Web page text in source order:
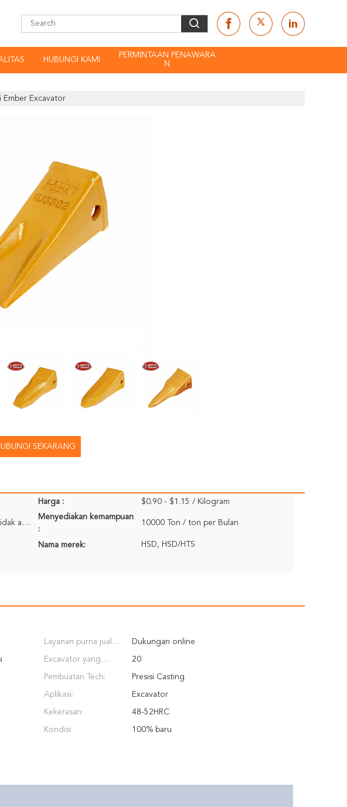
HUBUNGI KAMI
PERMINTAAN PENAWARA
N
Ember Excavator
SEKARANG
Harga : $0.90 - $1.15 / Kilogram
Kasus kayu untuk jumlah kecil; Tidak ada kemasan untuk wadah; Dikemas untuk referensi Anda
Menyediakan kemampuan
:
10000 Ton / ton per Bulan
Nama merek: HSD, HSD/HTS
Layanan purna jual
yang disediakan:
Dukungan online
Excavator yang
Sesuai (ton):
20
Pembuatan Tech: Presisi Casting
Aplikasi: Excavator
Kekerasan: 48-52HRC
Kondisi: 100% baru